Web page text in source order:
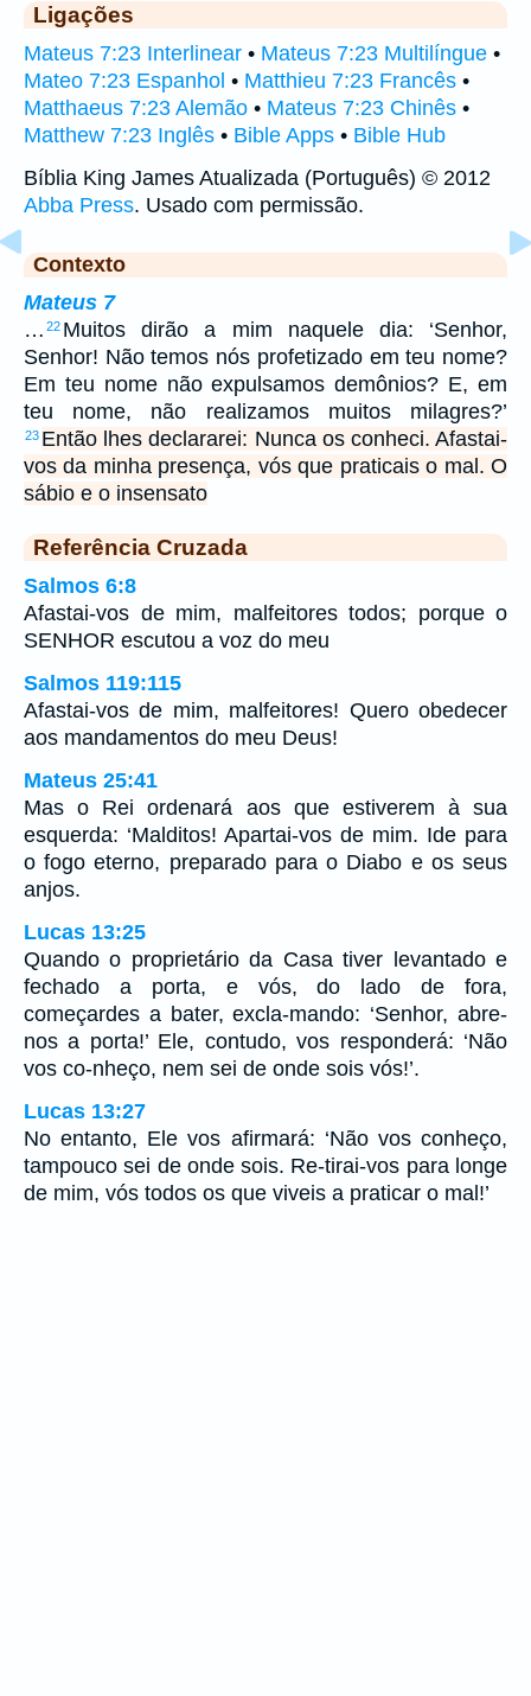
Ligações
Mateus 7:23 Interlinear • Mateus 7:23 Multilíngue •
Mateo 7:23 Espanhol • Matthieu 7:23 Francês •
Matthaeus 7:23 Alemão • Mateus 7:23 Chinês •
Matthew 7:23 Inglês • Bible Apps • Bible Hub
Bíblia King James Atualizada (Português) © 2012
Abba Press. Usado com permissão.
Contexto
Mateus 7
… 22 Muitos dirão a mim naquele dia: ‘Senhor,
Senhor! Não temos nós profetizado em teu nome?
Em teu nome não expulsamos demônios? E, em
teu nome, não realizamos muitos milagres?’
23 Então lhes declararei: Nunca os conheci. Afastai-
vos da minha presença, vós que praticais o mal. O
sábio e o insensato
Referência Cruzada
Salmos 6:8
Afastai-vos de mim, malfeitores todos; porque o
SENHOR escutou a voz do meu
Salmos 119:115
Afastai-vos de mim, malfeitores! Quero obedecer
aos mandamentos do meu Deus!
Mateus 25:41
Mas o Rei ordenará aos que estiverem à sua
esquerda: ‘Malditos! Apartai-vos de mim. Ide para
o fogo eterno, preparado para o Diabo e os seus
anjos.
Lucas 13:25
Quando o proprietário da Casa tiver levantado e
fechado a porta, e vós, do lado de fora,
começardes a bater, excla-mando: ‘Senhor, abre-
nos a porta!’ Ele, contudo, vos responderá: ‘Não
vos co-nheço, nem sei de onde sois vós!’.
Lucas 13:27
No entanto, Ele vos afirmará: ‘Não vos conheço,
tampouco sei de onde sois. Re-tirai-vos para longe
de mim, vós todos os que viveis a praticar o mal!’